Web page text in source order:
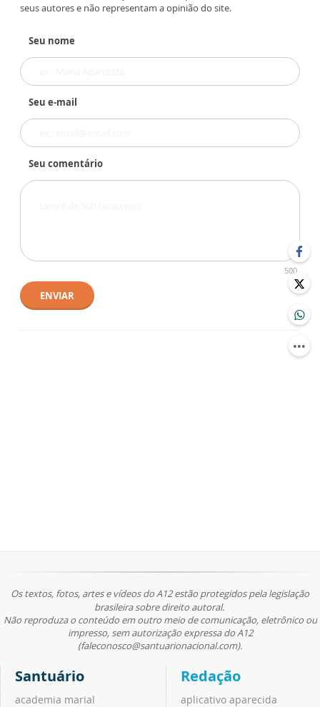
seus autores e não representam a opinião do site.
Seu nome
Seu e-mail
Seu comentário
500
ENVIAR
Os textos, fotos, artes e vídeos do A12 estão protegidos pela legislação
brasileira sobre direito autoral.
Não reproduza o conteúdo em outro meio de comunicação, eletrônico ou
impresso, sem autorização expressa do A12
(faleconosco@santuarionacional.com).
Santuário
academia marial
Redação
aplicativo aparecida